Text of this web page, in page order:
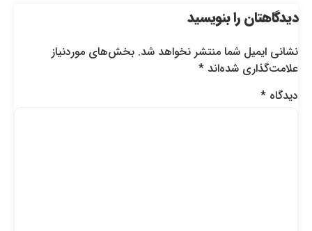
دیدگاهتان را بنویسید
نشانی ایمیل شما منتشر نخواهد شد. بخش‌های موردنیاز
علامت‌گذاری شده‌اند*
دیدگاه*